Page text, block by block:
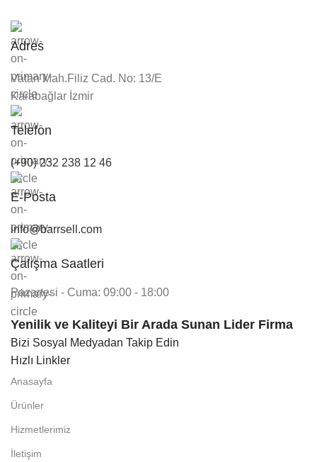
Adres
Vatan Mah.Filiz Cad. No: 13/E
Karabağlar İzmir
Telefon
(+90) 232 238 12 46
E-Posta
info@barrsell.com
Çalışma Saatleri
Pazartesi - Cuma: 09:00 - 18:00
Yenilik ve Kaliteyi Bir Arada Sunan Lider Firma
Bizi Sosyal Medyadan Takip Edin
Hızlı Linkler
Anasayfa
Ürünler
Hizmetlerimiz
İletişim